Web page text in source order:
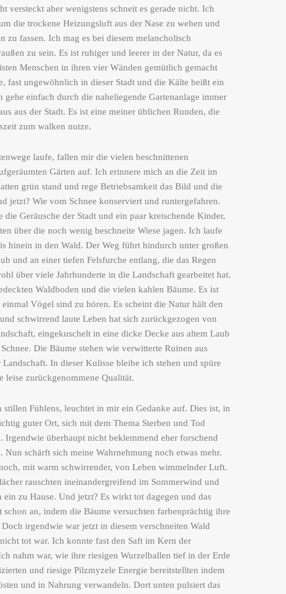
versteckt aber wenigstens schneit es gerade nicht. Ich
die trockene Heizungsluft aus der Nase zu wehen und
zu fassen. Ich mag es bei diesem melancholisch
zu sein. Es ist ruhiger und leerer in der Natur, da es
Menschen in ihren vier Wänden gemütlich gemacht
fast ungewöhnlich in dieser Stadt und die Kälte beißt ein
gehe einfach durch die naheliegende Gartenanlage immer
aus der Stadt. Es ist eine meiner üblichen Runden, die
zum walken nutze.
laufe, fallen mir die vielen beschnittenen
Gärten auf. Ich erinnere mich an die Zeit im
grün stand und rege Betriebsamkeit das Bild und die
jetzt? Wie vom Schnee konserviert und runtergefahren.
die Geräusche der Stadt und ein paar kreischende Kinder,
über die noch wenig beschneite Wiese jagen. Ich laufe
hinein in den Wald. Der Weg führt hindurch unter großen
und an einer tiefen Felsfurche entlang, die das Regen
über viele Jahrhunderte in die Landschaft gearbeitet hat.
Waldboden und die vielen kahlen Bäume. Es ist
Vögel sind zu hören. Es scheint die Natur hält den
schwirrend laute Leben hat sich zurückgezogen von
eingekuschelt in eine dicke Decke aus altem Laub
Die Bäume stehen wie verwitterte Ruinen aus
Landschaft. In dieser Kulisse bleibe ich stehen und spüre
leise zurückgenommene Qualität.
Fühlens, leuchtet in mir ein Gedanke auf. Dies ist, in
guter Ort, sich mit dem Thema Sterben und Tod
Irgendwie überhaupt nicht beklemmend eher forschend
Nun schärft sich meine Wahrnehmung noch etwas mehr.
mit warm schwirrender, von Leben wimmelnder Luft.
rauschten ineinandergreifend im Sommerwind und
zu Hause. Und jetzt? Es wirkt tot dagegen und das
schon an, indem die Bäume versuchten farbenprächtig ihre
irgendwie war jetzt in diesem verschneiten Wald
tot war. Ich konnte fast den Saft im Kern der
nahm war, wie ihre riesigen Wurzelballen tief in der Erde
und riesige Pilzmyzele Energie bereitstellten indem
und in Nahrung verwandeln. Dort unten pulsiert das